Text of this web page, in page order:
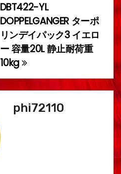
DBT422-YL
DOPPELGANGER ターポ
リンデイパック3 イエロ
ー 容量20L 静止耐荷重
10kg
phi72110